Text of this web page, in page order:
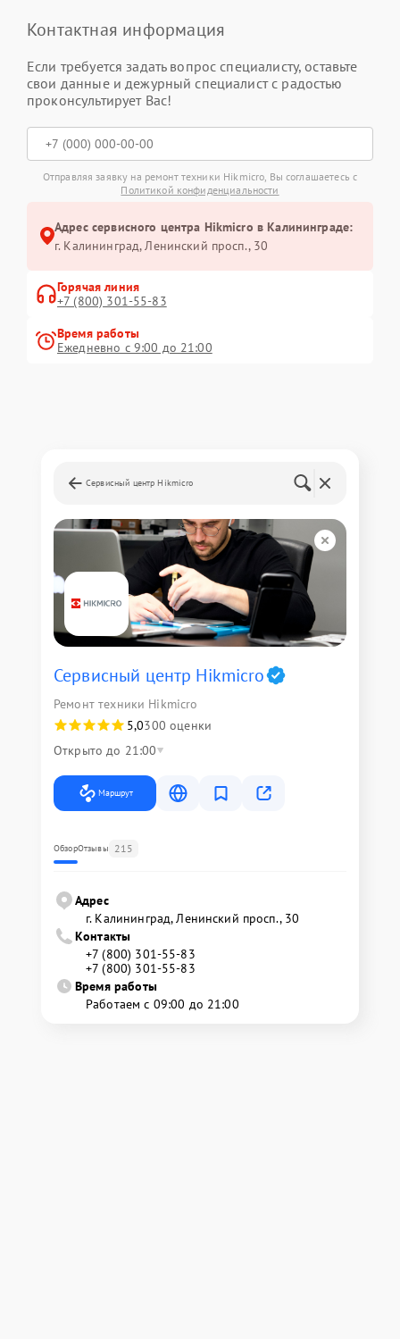
Контактная информация
Если требуется задать вопрос специалисту, оставьте
свои данные и дежурный специалист с радостью
проконсультирует Вас!
Отправляя заявку на ремонт техники Hikmicro, Вы соглашаетесь с
Политикой конфиденциальности
Адрес сервисного центра Hikmicro в Калининграде:
г. Калининград, Ленинский просп., 30
Горячая линия
+7 (800) 301-55-83
Время работы
Ежедневно с 9:00 до 21:00
Сервисный центр Hikmicro
Сервисный центр Hikmicro
Ремонт техники Hikmicro
5,0300 оценки
Открыто до 21:00
Маршрут
ОбзорОтзывы 215
Адрес
г. Калининград, Ленинский просп., 30
Контакты
+7 (800) 301-55-83
+7 (800) 301-55-83
Время работы
Работаем с 09:00 до 21:00